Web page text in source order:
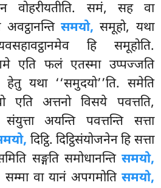
वोहरीयतीति. समं, सह वा
समयो, समूहो, यथा
हि समूहोति.
एति फलं एतस्मा उप्पज्जति
हेतु यथा ‘‘समुदयो’’ति. समेति
एति अत्तनो विसये पवत्तति,
अयन्ति पवत्तन्ति सत्ता
दिट्ठि. दिट्ठिसंयोजनेन हि सत्ता
सङ्गति समोधानन्ति समयो,
वा यानं अपगमोति समयो,